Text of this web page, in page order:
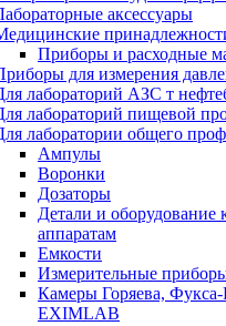
аксессуары
Приборы и расходные
для измерения
лабораторий АЗС т
лабораторий пищевой
лаборатории общего
Ампулы
Воронки
Дозаторы
Детали и оборудование
аппаратам
Емкости
Измерительные
Камеры Горяева, Фукса-
EXIMLAB